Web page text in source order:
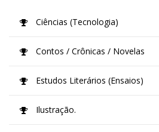
Ciências (Tecnologia)
Contos / Crônicas / Novelas
Estudos Literários (Ensaios)
Ilustração.